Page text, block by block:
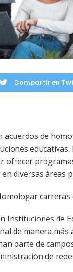
Compartir en
de
educativas.
ofrecer
diversas áreas
carreras
Instituciones de
de manera más
parte de
de